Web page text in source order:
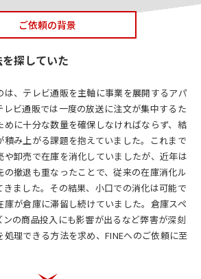
ご依頼の背景
探していた
、テレビ通販を主軸に事業を展開するアパ
レビ通販では一度の放送に注文が集中するた
めに十分な数量を確保しなければならず、結
み上がる課題を抱えていました。これまで
や卸売で在庫を消化していましたが、近年は
撤退も重なったことで、従来の在庫消化ル
きました。その結果、小口での消化は可能で
庫が倉庫に滞留し続けていました。倉庫スペ
の商品投入にも影響が出るなど弊害が深刻
理できる方法を求め、FINEへのご依頼に至